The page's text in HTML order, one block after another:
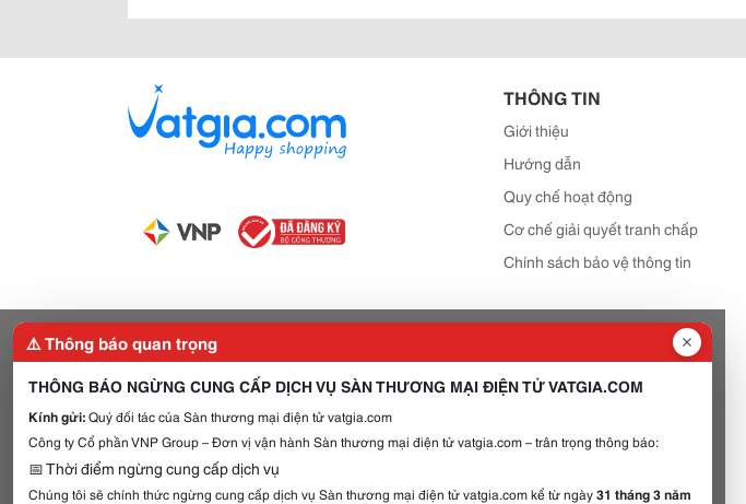
THÔNG TIN
Giới thiệu
Hướng dẫn
Quy chế hoạt động
Cơ chế giải quyết tranh chấp
Chính sách bảo vệ thông tin
⚠️ Thông báo quan trọng
THÔNG BÁO NGỪNG CUNG CẤP DỊCH VỤ SÀN THƯƠNG MẠI ĐIỆN TỬ VATGIA.COM
Kính gửi:Quý đối tác của Sàn thương mại điện tử vatgia.com
Công ty Cổ phần VNP Group – Đơn vị vận hành Sàn thương mại điện tử vatgia.com – trân trọng thông báo:
📅 Thời điểm ngừng cung cấp dịch vụ
Chúng tôi sẽ chính thức ngừng cung cấp dịch vụ Sàn thương mại điện tử vatgia.com kể từ ngày31 tháng 3 năm